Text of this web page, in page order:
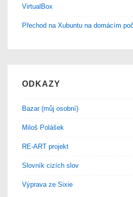
VirtualBox
Přechod na Xubuntu na domácím
ODKAZY
Bazar (můj osobní)
Miloš Polášek
RE-ART projekt
Slovník cizích slov
Výprava ze Sixie